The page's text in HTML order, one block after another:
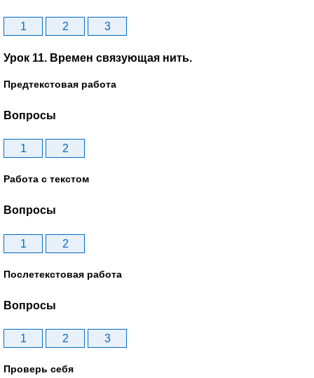
1 2 3
Урок 11. Времен связующая нить.
Предтекстовая работа
Вопросы
1 2
Работа с текстом
Вопросы
1 2
Послетекстовая работа
Вопросы
1 2 3
Проверь себя